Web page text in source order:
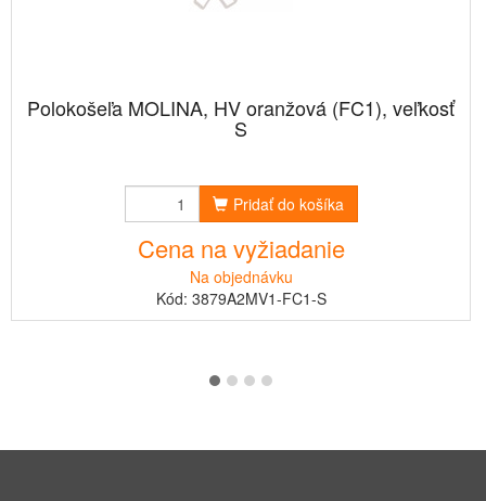
Polokošeľa MOLINA, HV oranžová (FC1), veľkosť
S
Pridať do košíka
Cena na vyžiadanie
Na objednávku
Kód: 3879A2MV1-FC1-S